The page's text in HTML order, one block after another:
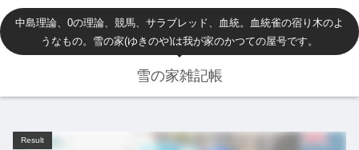
中島理論、0の理論、競馬、サラブレッド、血統。血統雀の宿り木のよ
うなもの。雪の家(ゆきのや)は我が家のかつての屋号です。
雪の家雑記帳
Result